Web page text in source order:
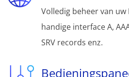
Volledig beheer van uw
handige interface A,
SRV records enz.